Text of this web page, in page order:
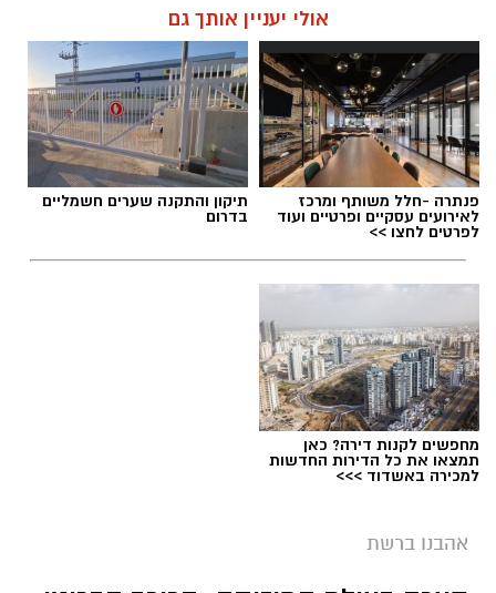
מי רצח את תאיר ראדה, תיק זדורוב
ירום הלוי, אילנה ראדה,
המשפט החוזר של רומן
זדורוב
עו"ד ירום הלוי חושף את מאחורי הקלעים של
זיכוי זדורוב
מלחמת חייו על הצדק: עו"ד ירום הלוי חושף את
צפו בווידאו
אולי יעניין אותך גם
פנתרה -חלל משותף ומרכז
לאירועים עסקיים ופרטיים ועוד
לפרטים לחצו >>
תיקון והתקנה שערים חשמליים
בדרום
מחפשים לקנות דירה? כאן
תמצאו את כל הדירות החדשות
למכירה באשדוד >>>
אהבנו ברשת